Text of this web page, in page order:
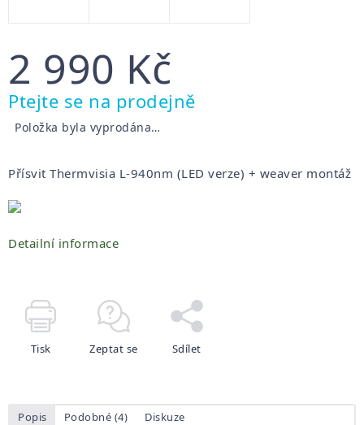
2 990 Kč
Měrná
cena:
Ptejte se na prodejně
Položka byla vyprodána…
Přísvit Thermvisia L-940nm (LED verze) + weaver montáž
Detailní informace
Tisk Zeptat se Sdílet
Popis Podobné (4) Diskuze